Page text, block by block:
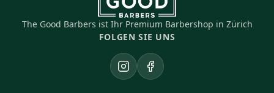
The Good Barbers ist Ihr Premium Barbershop in Zürich
FOLGEN SIE UNS
InstagramFacebook